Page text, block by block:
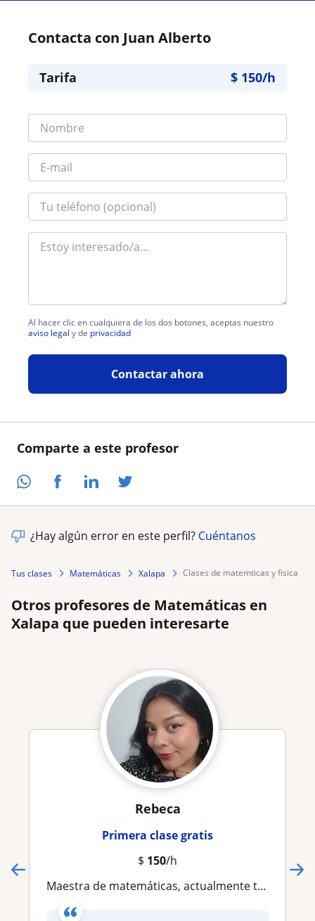
Comparte a este profesor
Contacta con Juan Alberto
Tarifa $ 150/h
Al hacer clic en cualquiera de los dos botones, aceptas nuestro
aviso legal y de privacidad
Contactar ahora
¿Hay algún error en este perfil? Cuéntanos
Tus clases Matemáticas Xalapa clases de matemticas y fisica
Otros profesores de Matemáticas en
Xalapa que pueden interesarte
Rebeca
Primera clase gratis
$ 150/h
Maestra de matemáticas, actualmente terminando la carrera de matemáticas en la Universidad Veracruzana